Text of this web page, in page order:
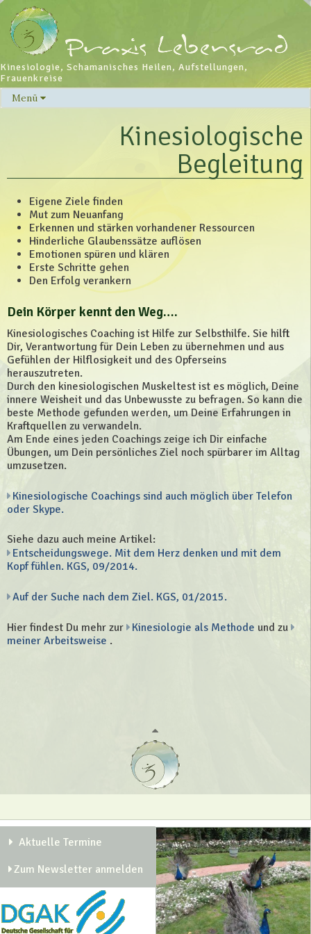
Kinesiologie, Schamanisches Heilen, Aufstellungen,
Frauenkreise
Menü
Skip
Kinesiologische
Begleitung
Eigene Ziele finden
Mut zum Neuanfang
Erkennen und stärken vorhandener Ressourcen
Hinderliche Glaubenssätze auflösen
Emotionen spüren und klären
Erste Schritte gehen
Den Erfolg verankern
Dein Körper kennt den Weg….
Kinesiologisches Coaching ist Hilfe zur Selbsthilfe. Sie hilft
Dir, Verantwortung für Dein Leben zu übernehmen und aus
Gefühlen der Hilflosigkeit und des Opferseins
herauszutreten.
Durch den kinesiologischen Muskeltest ist es möglich, Deine
innere Weisheit und das Unbewusste zu befragen. So kann die
beste Methode gefunden werden, um Deine Erfahrungen in
Kraftquellen zu verwandeln.
Am Ende eines jeden Coachings zeige ich Dir einfache
Übungen, um Dein persönliches Ziel noch spürbarer im Alltag
umzusetzen.
Kinesiologische Coachings sind auch möglich über Telefon
oder Skype.
Siehe dazu auch meine Artikel:
Entscheidungswege. Mit dem Herz denken und mit dem
Kopf fühlen. KGS, 09/2014.
Auf der Suche nach dem Ziel. KGS, 01/2015.
Hier findest Du mehr zur Kinesiologie als Methode und zu
meiner Arbeitsweise .
Aktuelle Termine
Zum Newsletter anmelden